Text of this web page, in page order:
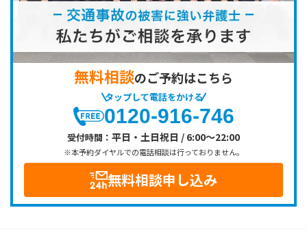
無料相談のご予約はこちら
タップして電話をかける
0120-916-746
受付時間： 平日・土日祝日 / 6:00～22:00
※本予約ダイヤルでの電話相談は行っておりません。
無料相談申し込み